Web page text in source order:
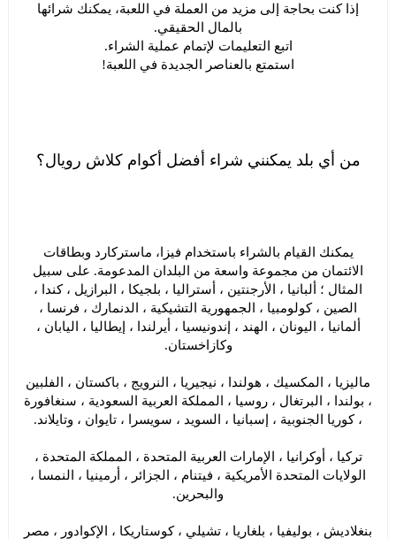
إذا كنت بحاجة إلى مزيد من العملة في اللعبة، يمكنك شرائها
بالمال الحقيقي.
اتبع التعليمات لإتمام عملية الشراء.
استمتع بالعناصر الجديدة في اللعبة!
من أي بلد يمكنني شراء أفضل أكوام كلاش رويال؟
يمكنك القيام بالشراء باستخدام فيزا، ماستركارد وبطاقات
الائتمان من مجموعة واسعة من البلدان المدعومة. على سبيل
المثال ؛ ألبانيا ، الأرجنتين ، أستراليا ، بلجيكا ، البرازيل ، كندا ،
الصين ، كولومبيا ، الجمهورية التشيكية ، الدنمارك ، فرنسا ،
ألمانيا ، اليونان ، الهند ، إندونيسيا ، أيرلندا ، إيطاليا ، اليابان ،
وكازاخستان.
ماليزيا ، المكسيك ، هولندا ، نيجيريا ، النرويج ، باكستان ، الفلبين
، بولندا ، البرتغال ، روسيا ، المملكة العربية السعودية ، سنغافورة
، كوريا الجنوبية ، إسبانيا ، السويد ، سويسرا ، تايوان ، وتايلاند.
تركيا ، أوكرانيا ، الإمارات العربية المتحدة ، المملكة المتحدة ،
الولايات المتحدة الأمريكية ، فيتنام ، الجزائر ، أرمينيا ، النمسا ،
والبحرين.
بنغلاديش ، بوليفيا ، بلغاريا ، تشيلي ، كوستاريكا ، الإكوادور ، مصر